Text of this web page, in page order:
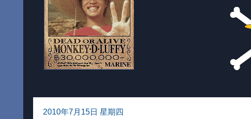
2010年7月15日 星期四